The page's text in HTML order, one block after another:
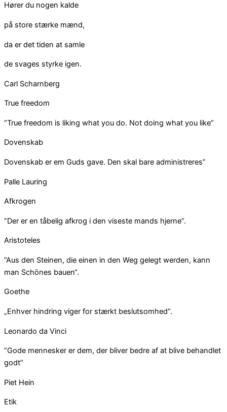
Hører du nogen kalde
på store stærke mænd,
da er det tiden at samle
de svages styrke igen.
Carl Scharnberg
True freedom
”True freedom is liking what you do. Not doing what you like”
Dovenskab
Dovenskab er em Guds gave. Den skal bare administreres”
Palle Lauring
Afkrogen
”Der er en tåbelig afkrog i den viseste mands hjerne”.
Aristoteles
”Aus den Steinen, die einen in den Weg gelegt werden, kann
man Schönes bauen“.
Goethe
„Enhver hindring viger for stærkt beslutsomhed“.
Leonardo da Vinci
”Gode mennesker er dem, der bliver bedre af at blive behandlet
godt”
Piet Hein
Etik